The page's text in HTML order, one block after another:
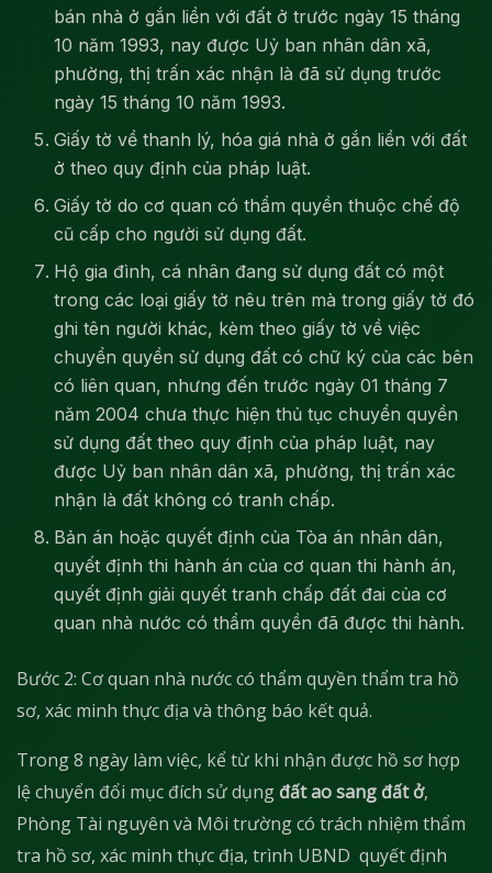
bán nhà ở gắn liền với đất ở trước ngày 15 tháng
10 năm 1993, nay được Uỷ ban nhân dân xã,
phường, thị trấn xác nhận là đã sử dụng trước
ngày 15 tháng 10 năm 1993.
Giấy tờ về thanh lý, hóa giá nhà ở gắn liền với đất
ở theo quy định của pháp luật.
Giấy tờ do cơ quan có thẩm quyền thuộc chế độ
cũ cấp cho người sử dụng đất.
Hộ gia đình, cá nhân đang sử dụng đất có một
trong các loại giấy tờ nêu trên mà trong giấy tờ đó
ghi tên người khác, kèm theo giấy tờ về việc
chuyển quyền sử dụng đất có chữ ký của các bên
có liên quan, nhưng đến trước ngày 01 tháng 7
năm 2004 chưa thực hiện thủ tục chuyển quyền
sử dụng đất theo quy định của pháp luật, nay
được Uỷ ban nhân dân xã, phường, thị trấn xác
nhận là đất không có tranh chấp.
Bản án hoặc quyết định của Tòa án nhân dân,
quyết định thi hành án của cơ quan thi hành án,
quyết định giải quyết tranh chấp đất đai của cơ
quan nhà nước có thẩm quyền đã được thi hành.
Bước 2: Cơ quan nhà nước có thẩm quyền thẩm tra hồ
sơ, xác minh thực địa và thông báo kết quả.
Trong 8 ngày làm việc, kể từ khi nhận được hồ sơ hợp
lệ chuyển đổi mục đích sử dụng đất ao sang đất ở,
Phòng Tài nguyên và Môi trường có trách nhiệm thẩm
tra hồ sơ, xác minh thực địa, trình UBND quyết định